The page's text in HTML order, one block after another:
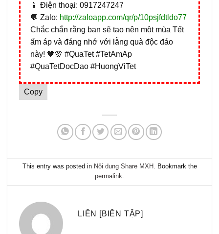
📱 Điện thoại: 0917247247
💬 Zalo: http://zaloapp.com/qr/p/10psjfdtldo77
Chắc chắn rằng bạn sẽ tạo nên một mùa Tết
ấm áp và đáng nhớ với lẵng quà độc đáo
này! 🧡🌸 #QuaTet #TetAmAp
#QuaTetDocDao #HuongViTet
Copy
This entry was posted in Nội dung Share MXH . Bookmark the
permalink.
LIÊN [BIÊN TẬP]